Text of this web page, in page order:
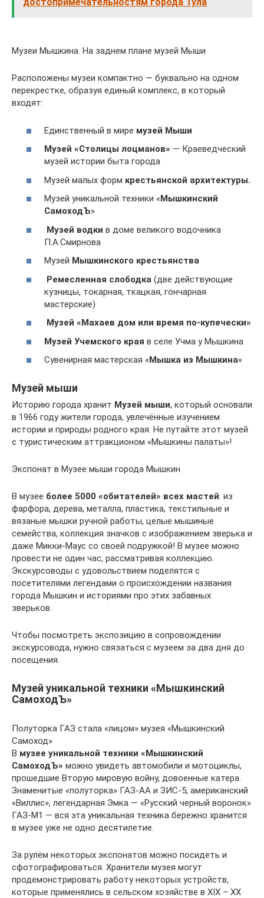
Музеи Мышкина. На заднем плане музей Мыши
Расположены музеи компактно — буквально на одном
перекрестке, образуя единый комплекс, в который
входят:
Единственный в мире музей Мыши
Музей «Столицы лоцманов» — Краеведческий
музей истории быта города
Музей малых форм крестьянской архитектуры.
Музей уникальной техники «Мышкинский
СамоходЪ»
Музей водки в доме великого водочника
П.А.Смирнова
Музей Мышкинского крестьянства
Ремесленная слободка (две действующие
кузницы, токарная, ткацкая, гончарная
мастерские)
Музей «Махаев дом или время по-купечески»
Музей Учемского края в селе Учма у Мышкина
Сувенирная мастерская «Мышка из Мышкина«
Музей мыши
Историю города хранит Музей мыши, который основали
в 1966 году жители города, увлечённые изучением
истории и природы родного края. Не путайте этот музей
с туристическим аттракционом «Мышкины палаты»!
Экспонат в Музее мыши города Мышкин
В музее более 5000 «обитателей» всех мастей: из
фарфора, дерева, металла, пластика, текстильные и
вязаные мышки ручной работы, целые мышиные
семейства, коллекция значков с изображением зверька и
даже Микки-Маус со своей подружкой! В музее можно
провести не один час, рассматривая коллекцию.
Экскурсоводы с удовольствием поделятся с
посетителями легендами о происхождении названия
города Мышкин и историями про этих забавных
зверьков.
Чтобы посмотреть экспозицию в сопровождении
экскурсовода, нужно связаться с музеем за два дня до
посещения.
Музей уникальной техники «Мышкинский
СамоходЪ»
Полуторка ГАЗ стала «лицом» музея «Мышкинский
Самоход»
В музее уникальной техники «Мышкинский
СамоходЪ» можно увидеть автомобили и мотоциклы,
прошедшие Вторую мировую войну, довоенные катера.
Знаменитые «полуторка» ГАЗ-АА и ЗИС-5, американский
«Виллис», легендарная Эмка — «Русский черный воронок»
ГАЗ-М1 — вся эта уникальная техника бережно хранится
в музее уже не одно десятилетие.
За рулём некоторых экспонатов можно посидеть и
сфотографироваться. Хранители музея могут
продемонстрировать работу некоторых устройств,
которые применялись в сельском хозяйстве в XIX – XX